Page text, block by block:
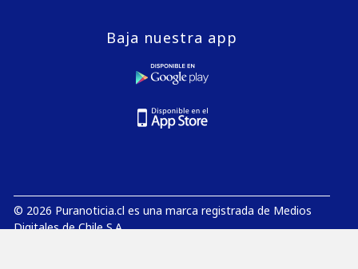
Baja nuestra app
© 2026 Puranoticia.cl es una marca registrada de Medios
Digitales de Chile S.A.